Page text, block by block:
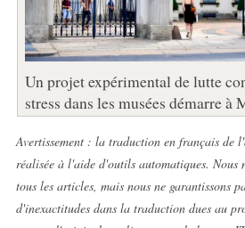
Un projet expérimental de lutte
stress dans les musées démarre
Avertissement : la traduction en français
réalisée à l'aide d'outils automatiques. Nous
tous les articles, mais nous ne garantissons
d'inexactitudes dans la traduction dues au